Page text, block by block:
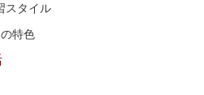
スタイル
特色